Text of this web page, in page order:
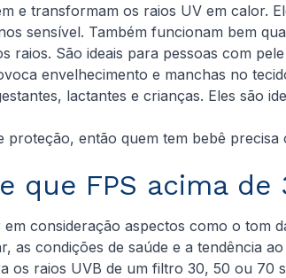
e transformam os raios UV em calor.
sensível. Também funcionam bem
São ideais para pessoas com
envelhecimento e manchas no
lactantes e crianças. Eles são
então quem tem bebê
que FPS acima
consideração aspectos como o tom
as condições de saúde e a tendência
os raios UVB de um filtro 30, 50 ou 70